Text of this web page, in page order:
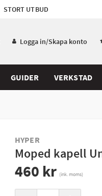
STORT UTBUD
Logga in/Skapa konto
GUIDER VERKSTAD
HYPER
Moped kapell
460 kr (ink. moms)